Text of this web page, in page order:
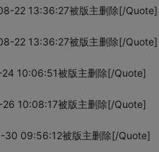
22 13:36:27被版主删除[/Quote]
22 13:36:27被版主删除[/Quote]
10:06:51被版主删除[/Quote]
10:08:17被版主删除[/Quote]
09:56:12被版主删除[/Quote]